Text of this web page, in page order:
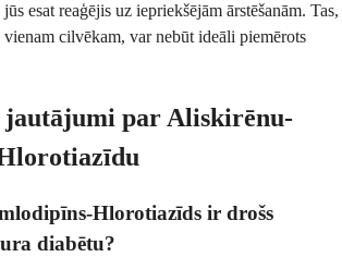
esat reaģējis uz iepriekšējām ārstēšanām. Tas,
cilvēkam, var nebūt ideāli piemērots
jautājumi par Aliskirēnu-
Hlorotiazīds ir drošs
diabētu?